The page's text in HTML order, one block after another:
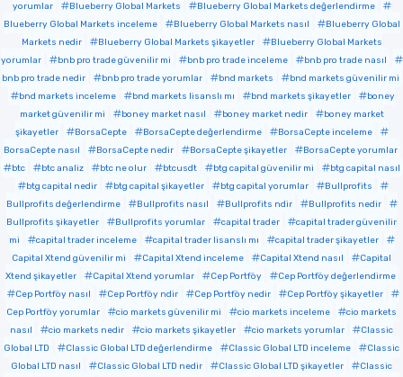
yorumlar
Blueberry Global Markets
Blueberry Global Markets değerlendirme
Blueberry Global Markets inceleme
Blueberry Global Markets nasıl
Blueberry Global
Markets nedir
Blueberry Global Markets şikayetler
Blueberry Global Markets
yorumlar
bnb pro trade güvenilir mi bnb pro trade inceleme
bnb pro trade nasıl
bnb pro trade nedir
bnb pro trade yorumlar bnd markets
bnd markets güvenilir mi
bnd markets inceleme
bnd markets lisanslı mı bnd markets şikayetler
boney
market güvenilir mi
boney market nasıl boney market nedir
boney market
şikayetler
BorsaCepte BorsaCepte değerlendirme
BorsaCepte inceleme
BorsaCepte nasıl
BorsaCepte nedir BorsaCepte şikayetler
BorsaCepte yorumlar
btc
btc analiz btc ne olur btcusdt btg capital güvenilir mi
btg capital nasıl
btg capital nedir
btg capital şikayetler btg capital yorumlar
Bullprofits
Bullprofits değerlendirme
Bullprofits nasıl Bullprofits ndir
Bullprofits nedir
Bullprofits şikayetler
Bullprofits yorumlar capital trader
capital trader güvenilir
mi
capital trader inceleme capital trader lisanslı mı
capital trader şikayetler
Capital Xtend güvenilir mi
Capital Xtend inceleme Capital Xtend nasıl
Capital
Xtend şikayetler
Capital Xtend yorumlar Cep Portföy
Cep Portföy değerlendirme
Cep Portföy nasıl
Cep Portföy ndir Cep Portföy nedir
Cep Portföy şikayetler
Cep Portföy yorumlar
cio markets güvenilir mi cio markets inceleme
cio markets
nasıl
cio markets nedir cio markets şikayetler cio markets yorumlar
Classic
Global LTD
Classic Global LTD değerlendirme Classic Global LTD inceleme
Classic
Global LTD nasıl
Classic Global LTD nedir Classic Global LTD şikayetler
Classic